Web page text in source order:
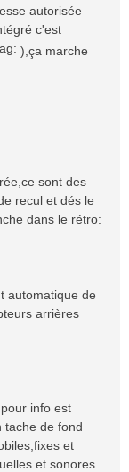
autorisée
c'est
),ça marche
sont des
recul et dés le
dans le rétro:
automatique de
arrières
info est
tache de fond
et
et sonores